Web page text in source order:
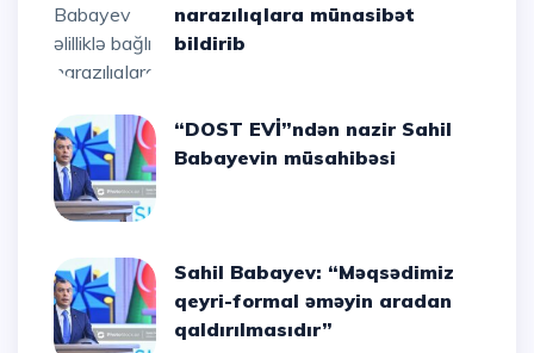
narazılıqlara münasibət
bildirib
“DOST EVİ”ndən nazir Sahil
Babayevin müsahibəsi
Sahil Babayev: “Məqsədimiz
qeyri-formal əməyin aradan
qaldırılmasıdır”